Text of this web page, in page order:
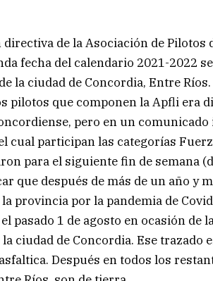
directiva de la Asociación de
fecha del calendario 2021-2022
la ciudad de Concordia, Entre Ríos.
pilotos que componen la Apfli era
pero en un
cual participan las categorías
para el siguiente fin de semana
que después de más de un año y
provincia por la pandemia de
pasado 1 de agosto en ocasión
la ciudad de Concordia. Ese
Después en todos los